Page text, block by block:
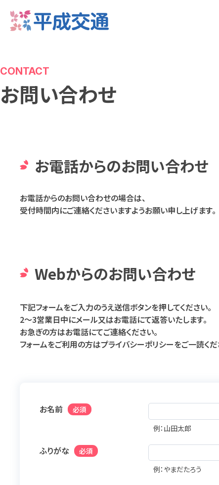
CONTACT
お問い合わせ
お電話からのお問い合わせ
お電話からのお問い合わせの場合は、
受付時間内にご連絡くださいますようお願い申し上げます。
Webからのお問い合わせ
下記フォームをご入力のうえ送信ボタンを押してください。
2～3営業日中にメール又はお電話にて返答いたします。
お急ぎの方はお電話にてご連絡ください。
フォームをご利用の方はプライバシーポリシーをご一読く
お名前
必須
例：山田太郎
ふりがな
必須
例：やまだたろう